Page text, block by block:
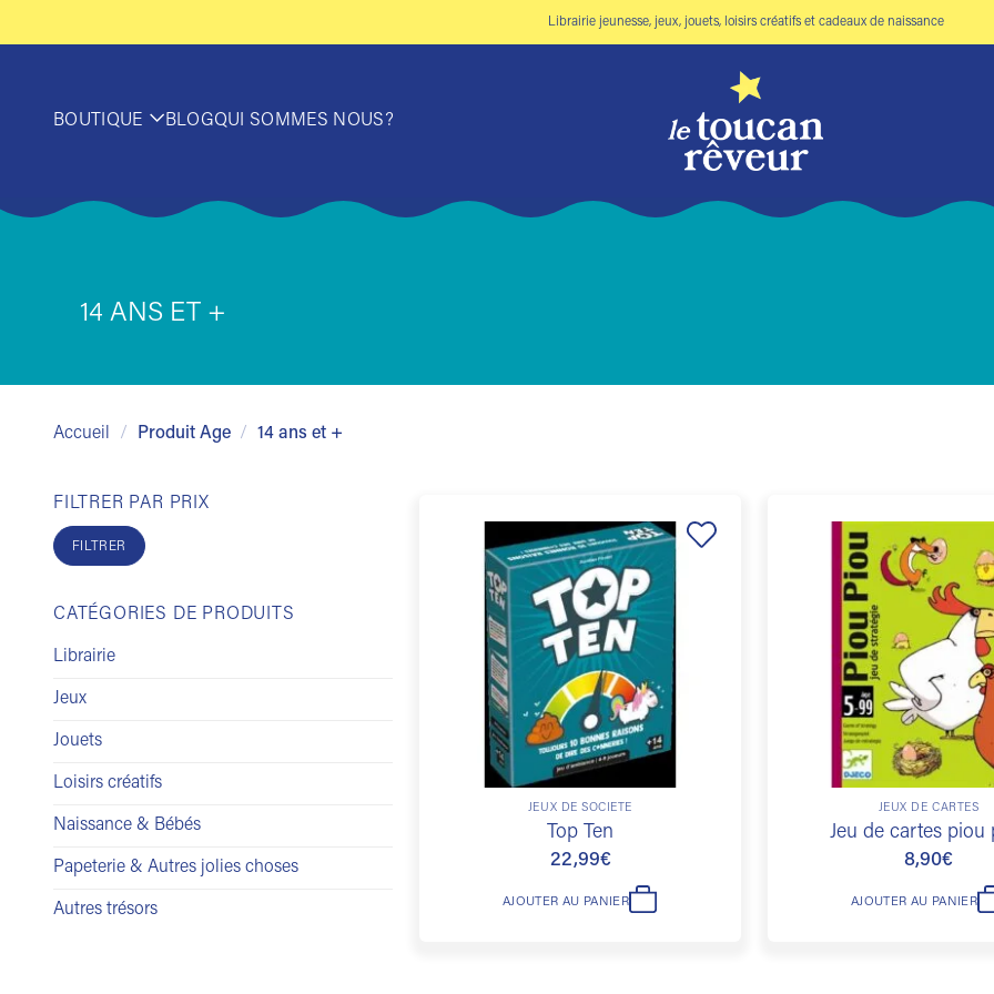
Librairie jeunesse, jeux, jouets, loisirs créatifs et cadeaux de naissance
BOUTIQUE BLOGQUI SOMMES NOUS?
14 ANS ET +
Accueil / Produit Age / 14 ans et +
FILTRER PAR PRIX
Prix
min
Prix
maxFILTRER
CATÉGORIES DE PRODUITS
Librairie
Jeux
Jouets
Loisirs créatifs
Naissance & Bébés
Papeterie & Autres jolies choses
Autres trésors
JEUX DE SOCIÉTÉ
Top Ten
22,99€
AJOUTER AU PANIER
JEUX DE CARTES
Jeu de cartes piou
8,90€
AJOUTER AU PANIER